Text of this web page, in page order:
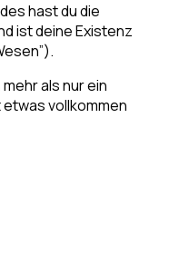
hast du die
ist deine Existenz
als nur ein
vollkommen